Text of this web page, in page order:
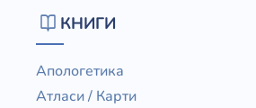
КНИГИ
Апологетика
Атласи / Карти